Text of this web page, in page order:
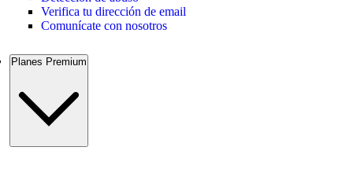
Verifica tu dirección de email
Comunícate con nosotros
Planes Premium